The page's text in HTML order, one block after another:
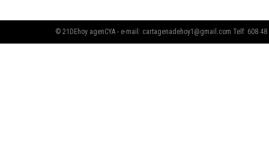
© 21DEhoy agenCYA - e-mail: cartagenadehoy1@gmail.com Telf: 608 48